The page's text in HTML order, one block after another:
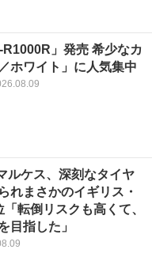
」発売 希少なカ
ホワイト」に人気集中
ルケス、深刻なタイヤ
れまさかのイギリス・
転倒リスクも高くて、
目指した」